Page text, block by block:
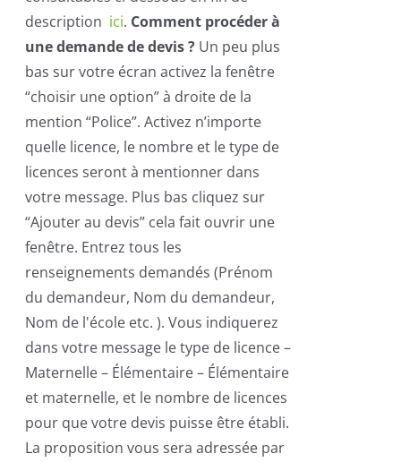
description ici. Comment procéder à
une demande de devis ? Un peu plus
bas sur votre écran activez la fenêtre
“choisir une option” à droite de la
mention “Police”. Activez n’importe
quelle licence, le nombre et le type de
licences seront à mentionner dans
votre message. Plus bas cliquez sur
“Ajouter au devis” cela fait ouvrir une
fenêtre. Entrez tous les
renseignements demandés (Prénom
du demandeur, Nom du demandeur,
Nom de l'école etc. ). Vous indiquerez
dans votre message le type de licence –
Maternelle – Élémentaire – Élémentaire
et maternelle, et le nombre de licences
pour que votre devis puisse être établi.
La proposition vous sera adressée par